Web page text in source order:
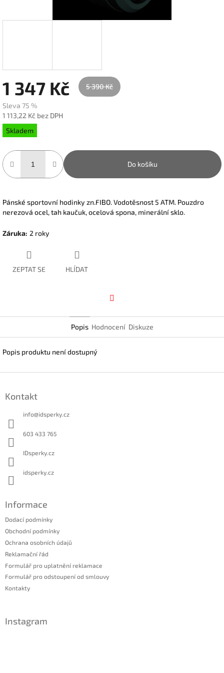
1 347 Kč 5 390 Kč
Sleva 75 %
1 113,22 Kč bez DPH
Měrná
cena:
Skladem
Do košíku
Pánské sportovní hodinky zn.FIBO. Vodotěsnost 5 ATM. Pouzdro
nerezová ocel, tah kaučuk, ocelová spona, minerální sklo.
Záruka: 2 roky
ZEPTAT SE HLÍDAT
Popis Hodnocení Diskuze
Popis produktu není dostupný
Kontakt
info@idsperky.cz
603 433 765
IDsperky.cz
idsperky.cz
Informace
Dodací podmínky
Obchodní podmínky
Ochrana osobních údajů
Reklamační řád
Formulář pro uplatnění reklamace
Formulář pro odstoupení od smlouvy
Kontakty
Instagram